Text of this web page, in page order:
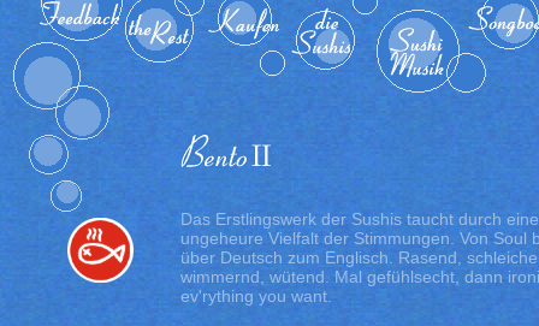
Das Erstlingswerk der Sushis taucht durch eine
ungeheure Vielfalt der Stimmungen. Von Soul
über Deutsch zum Englisch. Rasend,
wimmernd, wütend. Mal gefühlsecht, dann
ev'rything you want.